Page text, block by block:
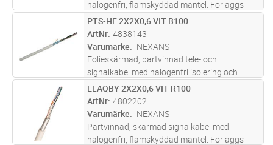
halogenfri, flamskyddad mantel. Förläggs
inom- och utomhus, även i mark i slang/rör.
Uppfyller brandkrav enligt CPR klass
Dcas2d2a2.
M Lägg i kundvagn
PTS-HF 2X2X0,6 VIT B100
ArtNr 4838143
Varumärke
NEXANS
Folieskärmad, partvinnad tele- och
signalkabel med halogenfri isolering och
mantel. Används i tele- och
signalanläggningar där skärmad kabel
erfordras. Kabeln förläggs inomhus i fast
förläggning och...läs mer
M Lägg i kundvagn
ELAQBY 2X2X0,6 VIT R100
ArtNr 4802202
Varumärke
NEXANS
Partvinnad, skärmad signalkabel med
halogenfri, flamskyddad mantel. Förläggs